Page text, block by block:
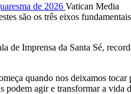
Vatican Media
são os três eixos
de Imprensa da Santa Sé,
quando nos deixamos
podem agir e transformar a vida